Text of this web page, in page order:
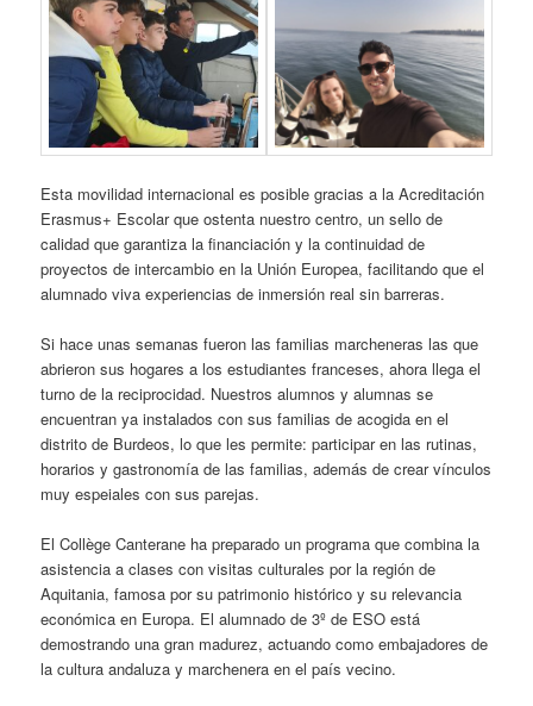
Esta movilidad internacional es posible gracias a la Acreditación
Erasmus+ Escolar que ostenta nuestro centro, un sello de
calidad que garantiza la financiación y la continuidad de
proyectos de intercambio en la Unión Europea, facilitando que el
alumnado viva experiencias de inmersión real sin barreras.
Si hace unas semanas fueron las familias marcheneras las que
abrieron sus hogares a los estudiantes franceses, ahora llega el
turno de la reciprocidad. Nuestros alumnos y alumnas se
encuentran ya instalados con sus familias de acogida en el
distrito de Burdeos, lo que les permite: participar en las rutinas,
horarios y gastronomía de las familias, además de crear vínculos
muy espeiales con sus parejas.
El Collège Canterane ha preparado un programa que combina la
asistencia a clases con visitas culturales por la región de
Aquitania, famosa por su patrimonio histórico y su relevancia
económica en Europa. El alumnado de 3º de ESO está
demostrando una gran madurez, actuando como embajadores de
la cultura andaluza y marchenera en el país vecino.